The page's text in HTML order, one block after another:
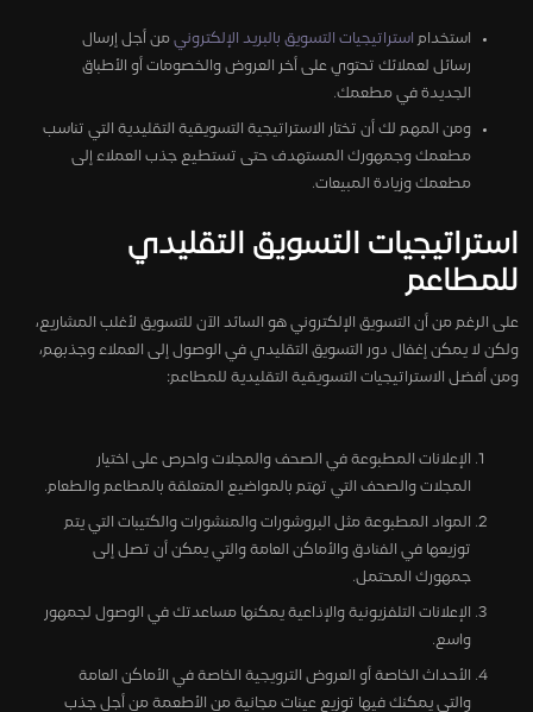
استخدام استراتيجيات التسويق بالبريد الإلكتروني من أجل إرسال
رسائل لعملائك تحتوي على أخر العروض والخصومات أو الأطباق
الجديدة في مطعمك.
ومن المهم لك أن تختار الاستراتيجية التسويقية التقليدية التي تناسب
مطعمك وجمهورك المستهدف حتى تستطيع جذب العملاء إلى
مطعمك وزيادة المبيعات.
استراتيجيات التسويق التقليدي
للمطاعم
على الرغم من أن التسويق الإلكتروني هو السائد الآن للتسويق لأغلب المشاريع،
ولكن لا يمكن إغفال دور التسويق التقليدي في الوصول إلى العملاء وجذبهم،
ومن أفضل الاستراتيجيات التسويقية التقليدية للمطاعم:
الإعلانات المطبوعة في الصحف والمجلات واحرص على اختيار
المجلات والصحف التي تهتم بالمواضيع المتعلقة بالمطاعم والطعام.
المواد المطبوعة مثل البروشورات والمنشورات والكتيبات التي يتم
توزيعها في الفنادق والأماكن العامة والتي يمكن أن تصل إلى
جمهورك المحتمل.
الإعلانات التلفزيونية والإذاعية يمكنها مساعدتك في الوصول لجمهور
واسع.
الأحداث الخاصة أو العروض الترويجية الخاصة في الأماكن العامة
والتي يمكنك فيها توزيع عينات مجانية من الأطعمة من أجل جذب